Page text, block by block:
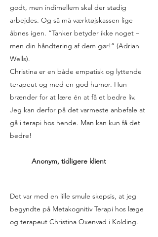
godt, men indimellem skal der stadig
arbejdes. Og så må værktøjskassen lige
åbnes igen. ”Tanker betyder ikke noget –
men din håndtering af dem gør!” (Adrian
Wells).
Christina er en både empatisk og lyttende
terapeut og med en god humor. Hun
brænder for at lære én at få et bedre liv.
Jeg kan derfor på det varmeste anbefale at
gå i terapi hos hende. Man kan kun få det
bedre!
Anonym, tidligere klient
Det var med en lille smule skepsis, at jeg
begyndte på Metakognitiv Terapi hos læge
og terapeut Christina Oxenvad i Kolding.